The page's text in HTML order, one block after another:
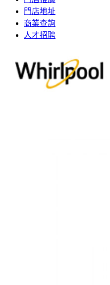
門店地址
商業查詢
人才招聘